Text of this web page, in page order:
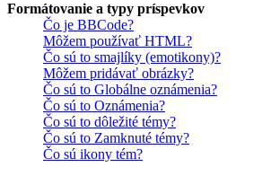
Formátovanie a typy príspevkov
Čo je BBCode?
Môžem používať HTML?
Čo sú to smajlíky (emotikony)?
Môžem pridávať obrázky?
Čo sú to Globálne oznámenia?
Čo sú to Oznámenia?
Čo sú to dôležité témy?
Čo sú to Zamknuté témy?
Čo sú ikony tém?